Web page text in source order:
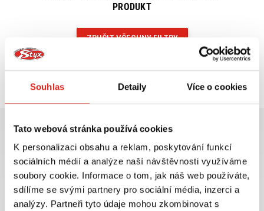
Souhlas Detaily Více o cookies
Tato webová stránka používá cookies
K personalizaci obsahu a reklam, poskytování funkcí
sociálních médií a analýze naší návštěvnosti využíváme
soubory cookie. Informace o tom, jak náš web používáte,
sdílíme se svými partnery pro sociální média, inzerci a
analýzy. Partneři tyto údaje mohou zkombinovat s
PRODUKT
ZRUŠIT VŠECHNY FILTRY
Největší výběr moto
příslušenství ihned k
odběru
Doprava ZDARMA pro
objednávky nad 2499 kč v
rámci ČR